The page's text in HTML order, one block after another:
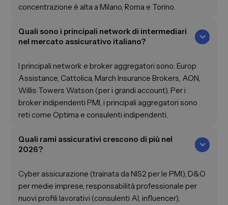
concentrazione è alta a Milano, Roma e Torino.
Quali sono i principali network di intermediari
nel mercato assicurativo italiano?
I principali network e broker aggregatori sono: Europ
Assistance, Cattolica, March Insurance Brokers, AON,
Willis Towers Watson (per i grandi account). Per i
broker indipendenti PMI, i principali aggregatori sono
reti come Optima e consulenti indipendenti.
Quali rami assicurativi crescono di più nel
2026?
Cyber assicurazione (trainata da NIS2 per le PMI), D&O
per medie imprese, responsabilità professionale per
nuovi profili lavorativi (consulenti AI, influencer),